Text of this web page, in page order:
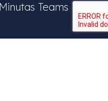
Teams